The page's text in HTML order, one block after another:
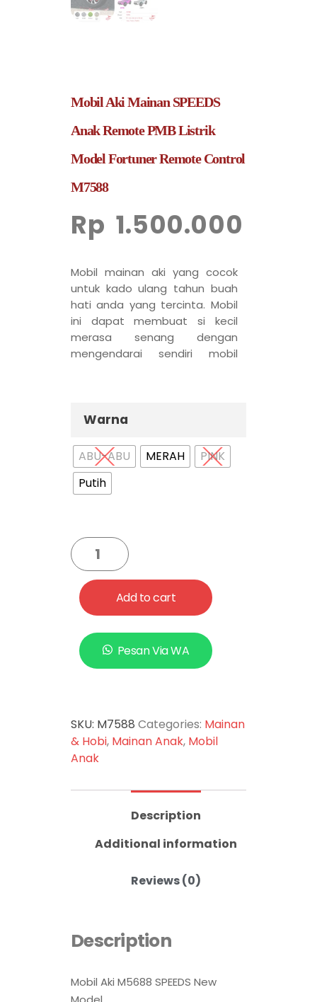
Mobil Aki Mainan SPEEDS
Anak Remote PMB Listrik
Model Fortuner Remote Control
M7588
Rp 1.500.000
Mobil mainan aki yang cocok
untuk kado ulang tahun buah
hati anda yang tercinta. Mobil
ini dapat membuat si kecil
merasa senang dengan
mengendarai sendiri mobil
Warna
ABU-ABU MERAH
PINK
Putih
Add to cart
Pesan Via WA
SKU: M7588 Categories: Mainan
& Hobi, Mainan Anak, Mobil
Anak
Description
Additional information
Reviews (0)
Description
Mobil Aki M5688 SPEEDS New